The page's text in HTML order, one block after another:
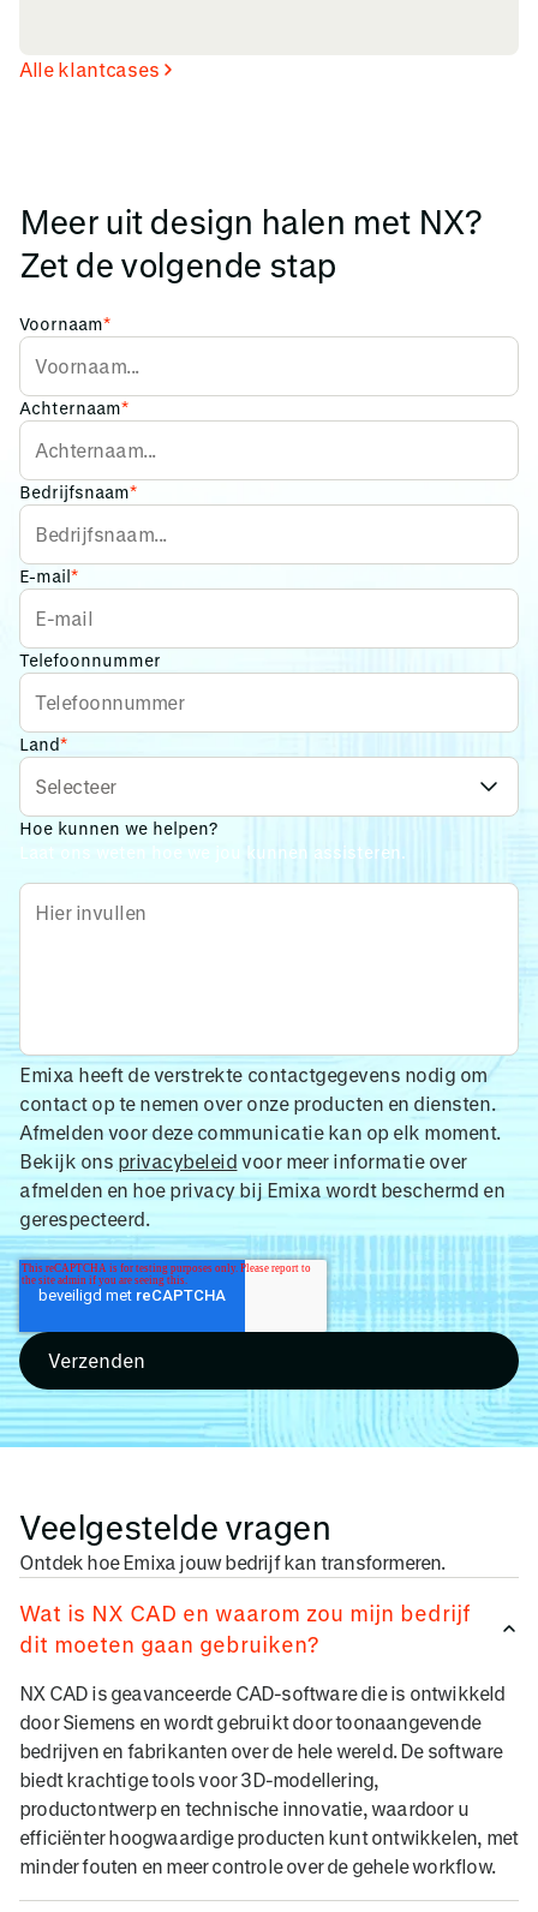
Alle klantcases
Meer uit design halen met NX?
Zet de volgende stap
Voornaam*
Achternaam*
Bedrijfsnaam*
E-mail*
Telefoonnummer
Land*
Hoe kunnen we helpen?
Laat ons weten hoe we jou kunnen assisteren.
Emixa heeft de verstrekte contactgegevens nodig om
contact op te nemen over onze producten en diensten.
Afmelden voor deze communicatie kan op elk moment.
Bekijk ons privacybeleid voor meer informatie over
afmelden en hoe privacy bij Emixa wordt beschermd en
gerespecteerd.
Veelgestelde vragen
Ontdek hoe Emixa jouw bedrijf kan transformeren.
Wat is NX CAD en waarom zou mijn bedrijf
dit moeten gaan gebruiken?
NX CAD is geavanceerde CAD-software die is ontwikkeld
door Siemens en wordt gebruikt door toonaangevende
bedrijven en fabrikanten over de hele wereld. De software
biedt krachtige tools voor 3D-modellering,
productontwerp en technische innovatie, waardoor u
efficiënter hoogwaardige producten kunt ontwikkelen, met
minder fouten en meer controle over de gehele workflow.